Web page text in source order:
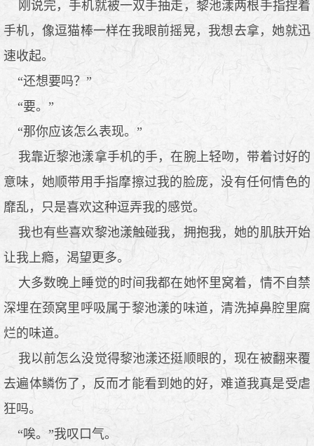
刚说完，手机就被一双手抽走，黎池漾两根手指捏着
手机，像逗猫棒一样在我眼前摇晃，我想去拿，她就迅
速收起。
“还想要吗？”
“要。”
“那你应该怎么表现。”
我靠近黎池漾拿手机的手，在腕上轻吻，带着讨好的
意味，她顺带用手指摩擦过我的脸庞，没有任何情色的
靡乱，只是喜欢这种逗弄我的感觉。
我也有些喜欢黎池漾触碰我，拥抱我，她的肌肤开始
让我上瘾，渴望更多。
大多数晚上睡觉的时间我都在她怀里窝着，情不自禁
深埋在颈窝里呼吸属于黎池漾的味道，清洗掉鼻腔里腐
烂的味道。
我以前怎么没觉得黎池漾还挺顺眼的，现在被翻来覆
去遍体鳞伤了，反而才能看到她的好，难道我真是受虐
狂吗。
“唉。”我叹口气。